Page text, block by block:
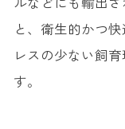
と、衛生的かつ
レスの少ない飼
す。